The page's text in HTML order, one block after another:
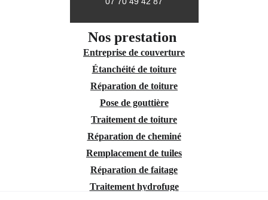
Nos prestation
Entreprise de couverture
Étanchéité de toiture
Réparation de toiture
Pose de gouttière
Traitement de toiture
Réparation de cheminé
Remplacement de tuiles
Réparation de faitage
Traitement hydrofuge